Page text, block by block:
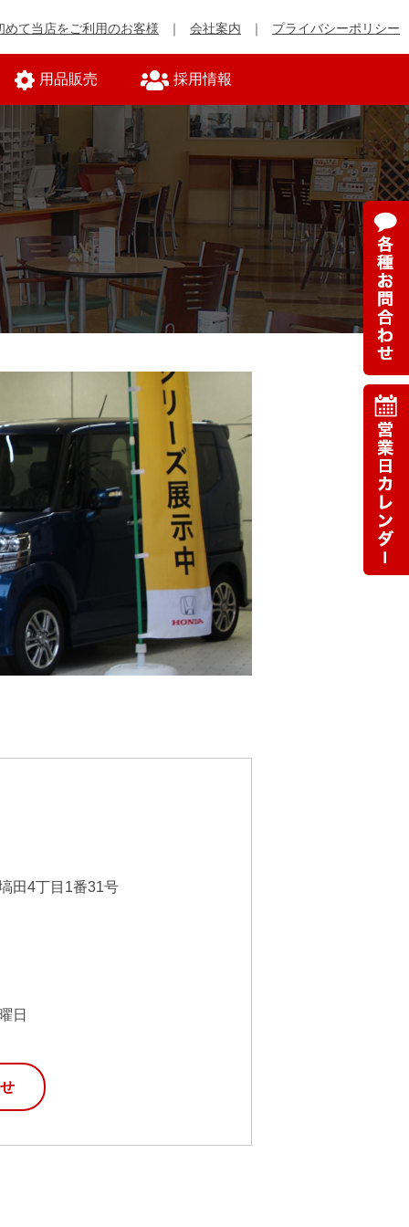
めて当店をご利用のお客様 会社案内 プライバシーポリシー
用品販売 採用情報
田4丁目1番31号
日